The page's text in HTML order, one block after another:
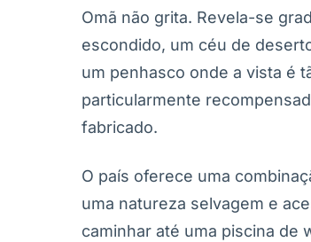
Omã não grita. Revela-se
escondido, um céu de
um penhasco onde a vista é
particularmente
fabricado.
O país oferece uma
uma natureza selvagem e
caminhar até uma piscina de